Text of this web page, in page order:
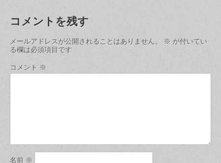
コメントを残す
メールアドレスが公開されることはありません。 ※ が付いてい
る欄は必須項目です
コメント ※
名前 ※